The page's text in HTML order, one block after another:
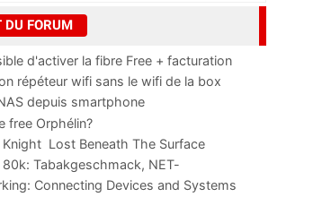
DU FORUM
d'activer la fibre Free + facturation
répéteur wifi sans le wifi de la box
depuis smartphone
free Orphélin?
 Lost Beneath The Surface
80k: Tabakgeschmack, NET-
und Leistung im
Connecting Devices and Systems